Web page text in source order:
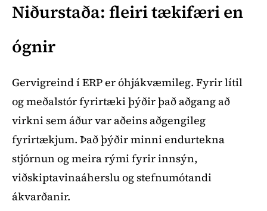
Niðurstaða: fleiri tækifæri en
ógnir
Gervigreind í ERP er óhjákvæmileg. Fyrir lítil
og meðalstór fyrirtæki þýðir það aðgang að
virkni sem áður var aðeins aðgengileg
fyrirtækjum. Það þýðir minni endurtekna
stjórnun og meira rými fyrir innsýn,
viðskiptavinaáherslu og stefnumótandi
ákvarðanir.